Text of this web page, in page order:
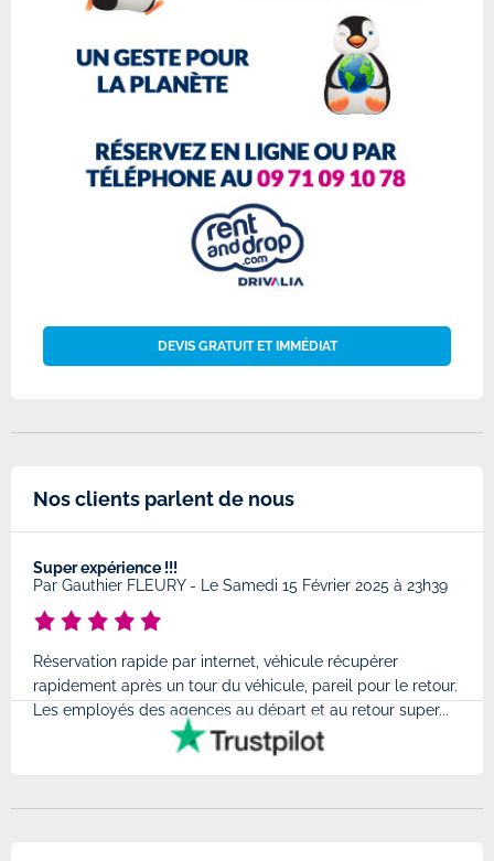
DEVIS GRATUIT ET IMMÉDIAT
Nos clients parlent de nous
Super expérience !!!
Par Gauthier FLEURY- Le Samedi 15 Février 2025 à 23h39
Réservation rapide par internet, véhicule récupérer
rapidement après un tour du véhicule, pareil pour le retour.
Les employés des agences au départ et au retour super...